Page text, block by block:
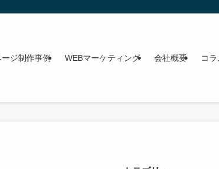
る無料相談を行っています。オンライン・対面対応。
ージ制作事例 WEBマーケティング 会社概要 コ